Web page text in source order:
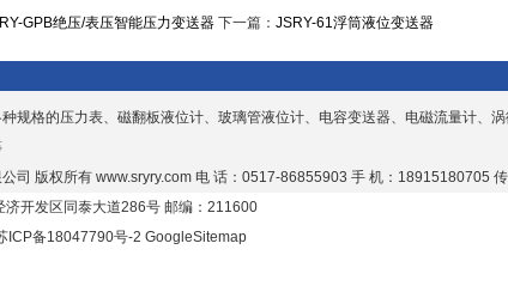
GPB绝压/表压智能压力变送器 下一篇： JSRY-61浮筒液位变送器
规格的压力表、磁翻板液位计、玻璃管液位计、电容变送器、电磁流量计、
司 版权所有 www.sryry.com 电 话：0517-86855903 手 机：18915180705
济开发区同泰大道286号 邮编：211600
ICP备18047790号-2 GoogleSitemap